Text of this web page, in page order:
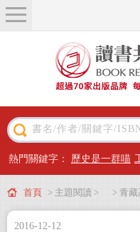
關於我們
近期新書
主題閱讀
出版專區
會員專屬
熱門關鍵字： 歷史是一群喵
首頁 > 主題閱讀 > > 青
2016-12-12